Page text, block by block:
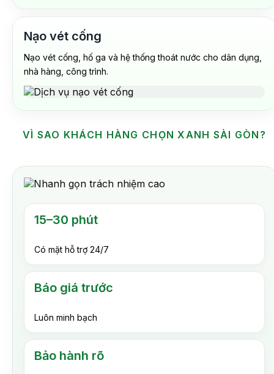
Nạo vét cống
Nạo vét cống, hố ga và hệ thống thoát nước cho dân dụng,
nhà hàng, công trình.
VÌ SAO KHÁCH HÀNG CHỌN XANH SÀI GÒN?
15–30 phút
Có mặt hỗ trợ 24/7
Báo giá trước
Luôn minh bạch
Bảo hành rõ